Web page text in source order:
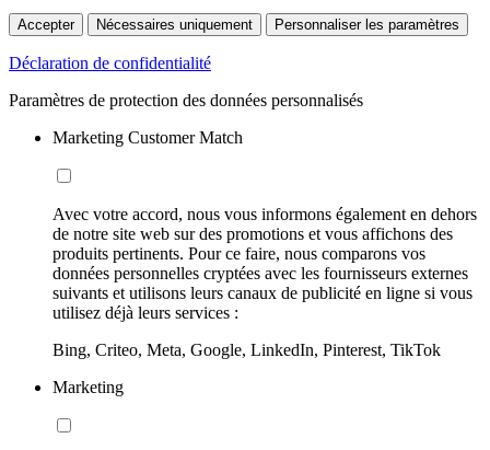
Accepter Nécessaires uniquement Personnaliser les paramètres
Déclaration de confidentialité
Paramètres de protection des données personnalisés
Marketing Customer Match
Avec votre accord, nous vous informons également en dehors
de notre site web sur des promotions et vous affichons des
produits pertinents. Pour ce faire, nous comparons vos
données personnelles cryptées avec les fournisseurs externes
suivants et utilisons leurs canaux de publicité en ligne si vous
utilisez déjà leurs services :
Bing, Criteo, Meta, Google, LinkedIn, Pinterest, TikTok
Marketing